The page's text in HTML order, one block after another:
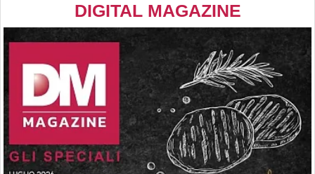
DIGITAL MAGAZINE